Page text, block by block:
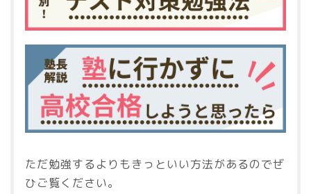
ただ勉強するよりもきっといい方法があるのでぜ
ひご覧ください。